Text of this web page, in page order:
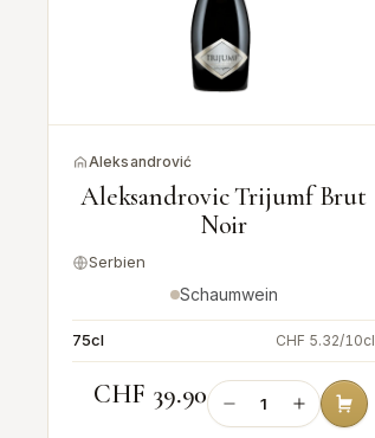
Aleksandrović
Aleksandrovic Trijumf Brut
Noir
Serbien
Schaumwein
75cl CHF 5.32/10cl
CHF 39.90